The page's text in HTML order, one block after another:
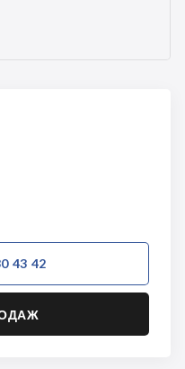
43 42